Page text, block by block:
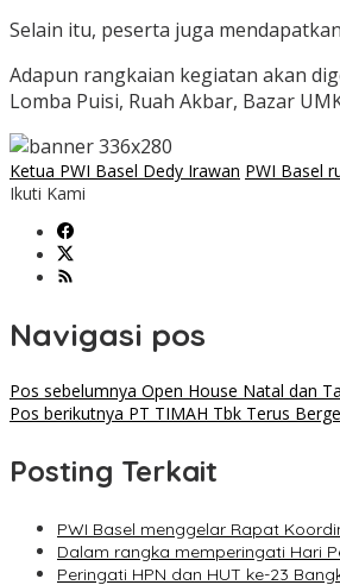
Selain itu, peserta juga
Adapun rangkaian kegiatan akan
Lomba Puisi, Ruah Akbar, Bazar
Ketua PWI Basel Dedy Irawan PWI Basel
Ikuti Kami
Navigasi pos
Pos sebelumnya Open House Natal dan
Pos berikutnya PT TIMAH Tbk Terus
Posting Terkait
PWI Basel menggelar Rapat
Dalam rangka memperingati Hari
Peringati HPN dan HUT ke-23